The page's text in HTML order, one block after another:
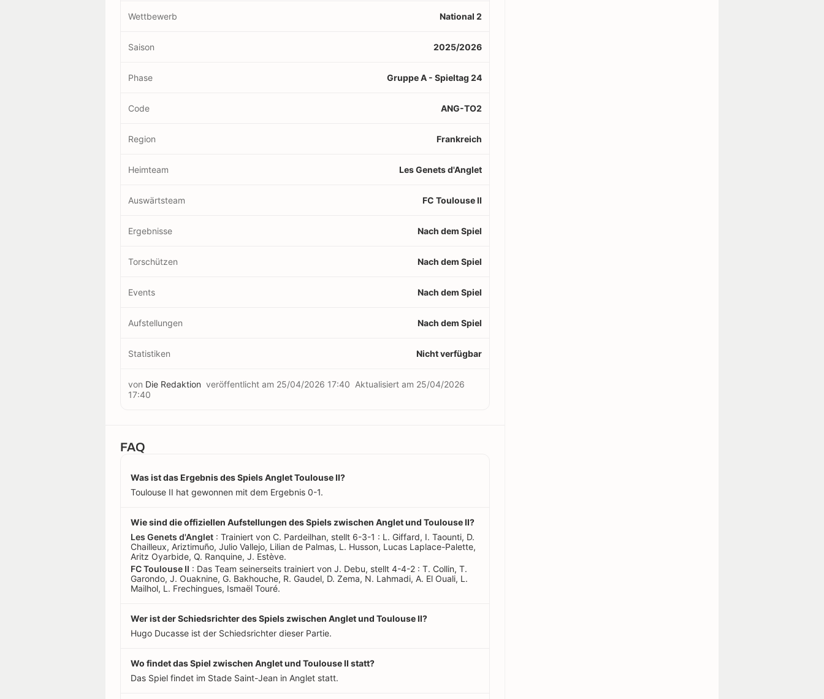
Wettbewerb National 2
Saison 2025/2026
Phase Gruppe A - Spieltag 24
Code ANG-TO2
Region Frankreich
Heimteam Les Genets d'Anglet
Auswärtsteam FC Toulouse II
Ergebnisse Nach dem Spiel
Torschützen Nach dem Spiel
Events Nach dem Spiel
Aufstellungen Nach dem Spiel
Statistiken Nicht verfügbar
von Die Redaktion veröffentlicht am 25/04/2026 17:40 Aktualisiert am 25/04/2026
17:40
FAQ
Was ist das Ergebnis des Spiels Anglet Toulouse II?
Toulouse II hat gewonnen mit dem Ergebnis 0-1.
Wie sind die offiziellen Aufstellungen des Spiels zwischen Anglet und Toulouse II?
Les Genets d'Anglet : Trainiert von C. Pardeilhan, stellt 6-3-1 : L. Giffard, I. Taounti, D.
Chailleux, Ariztimuño, Julio Vallejo, Lilian de Palmas, L. Husson, Lucas Laplace-Palette,
Aritz Oyarbide, Q. Ranquine, J. Estève.
FC Toulouse II : Das Team seinerseits trainiert von J. Debu, stellt 4-4-2 : T. Collin, T.
Garondo, J. Ouaknine, G. Bakhouche, R. Gaudel, D. Zema, N. Lahmadi, A. El Ouali, L.
Mailhol, L. Frechingues, Ismaël Touré.
Wer ist der Schiedsrichter des Spiels zwischen Anglet und Toulouse II?
Hugo Ducasse ist der Schiedsrichter dieser Partie.
Wo findet das Spiel zwischen Anglet und Toulouse II statt?
Das Spiel findet im Stade Saint-Jean in Anglet statt.